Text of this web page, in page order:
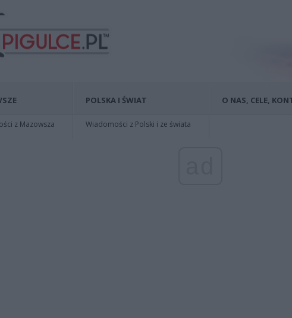
z Mazowsza
POLSKA I ŚWIAT
Wiadomości z Polski i ze świata
O NAS, CELE,